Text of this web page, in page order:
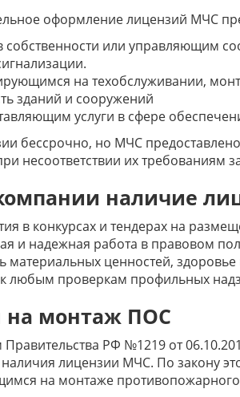
оформление лицензий МЧС
или управляющим
на техобслуживании,
зданий и сооружений
услуги в сфере
бессрочно, но МЧС
несоответствии их требованиям
наличие
в конкурсах и тендерах на
и надежная работа в правовом
материальных ценностей,
к любым проверкам профильных
на монтаж ПОС
РФ №1219 от
наличия лицензии МЧС. По закону
на монтаже